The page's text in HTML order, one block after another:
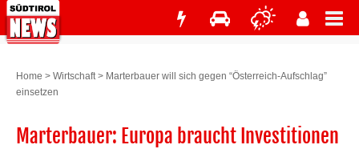
Home > Wirtschaft> Marterbauer will sich gegen “Österreich-Aufschlag”
einsetzen
Marterbauer: Europa braucht Investitionen